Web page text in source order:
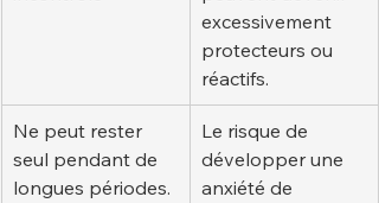
excessivement
protecteurs ou
réactifs.
Ne peut rester
seul pendant de
longues périodes.
Le risque de
développer une
anxiété de